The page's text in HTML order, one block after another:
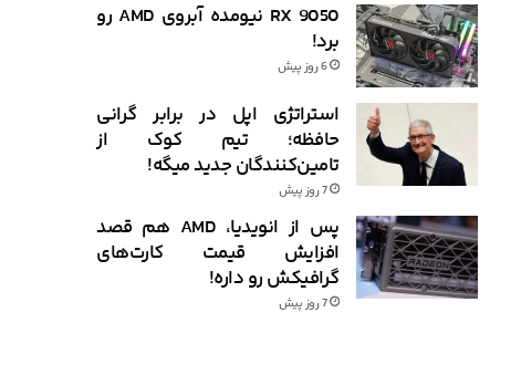
RX 9050 نیومده آبروی AMD رو
برد!
6 روز پیش
استراتژی اپل در برابر گرانی
حافظه؛ تیم کوک از
تامین‌کنندگان جدید میگه!
7 روز پیش
پس از انویدیا، AMD هم قصد
افزایش قیمت کارت‌های
گرافیکش رو داره!
7 روز پیش